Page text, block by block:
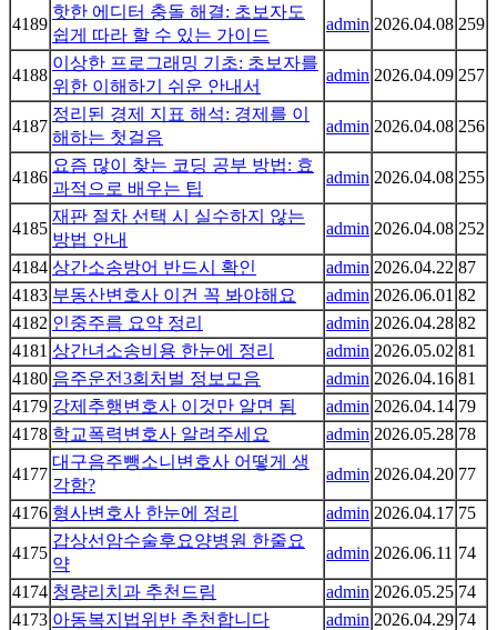
4189
핫한 에디터 충돌 해결: 초보자도
쉽게 따라 할 수 있는 가이드
admin 2026.04.08 259
4188
이상한 프로그래밍 기초: 초보자를
위한 이해하기 쉬운 안내서
admin 2026.04.09 257
4187
정리된 경제 지표 해석: 경제를 이
해하는 첫걸음
admin 2026.04.08 256
4186
요즘 많이 찾는 코딩 공부 방법: 효
과적으로 배우는 팁
admin 2026.04.08 255
4185
재판 절차 선택 시 실수하지 않는
방법 안내
admin 2026.04.08 252
4184 상간소송방어 반드시 확인 admin 2026.04.22 87
4183 부동산변호사 이건 꼭 봐야해요 admin 2026.06.01 82
4182 인중주름 요약 정리 admin 2026.04.28 82
4181 상간녀소송비용 한눈에 정리 admin 2026.05.02 81
4180 음주운전3회처벌 정보모음 admin 2026.04.16 81
4179 강제추행변호사 이것만 알면 됨 admin 2026.04.14 79
4178 학교폭력변호사 알려주세요 admin 2026.05.28 78
4177
대구음주뺑소니변호사 어떻게 생
각함?
admin 2026.04.20 77
4176 형사변호사 한눈에 정리 admin 2026.04.17 75
4175
갑상선암수술후요양병원 한줄요
약
admin 2026.06.11 74
4174 청량리치과 추천드림 admin 2026.05.25 74
4173 아동복지법위반 추천합니다 admin 2026.04.29 74